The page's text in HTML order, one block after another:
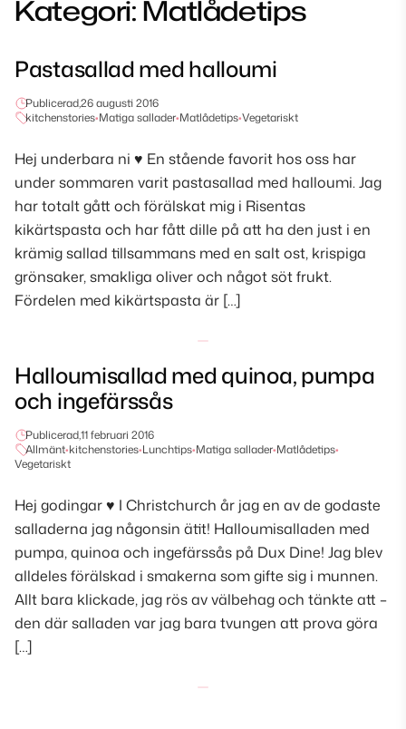
Kategori:Matlådetips
Pastasallad med halloumi
Publicerad,26 augusti 2016
kitchenstories•Matiga sallader•Matlådetips•Vegetariskt
Hej underbara ni ♥ En stående favorit hos oss har
under sommaren varit pastasallad med halloumi. Jag
har totalt gått och förälskat mig i Risentas
kikärtspasta och har fått dille på att ha den just i en
krämig sallad tillsammans med en salt ost, krispiga
grönsaker, smakliga oliver och något söt frukt.
Fördelen med kikärtspasta är […]
Halloumisallad med quinoa, pumpa
och ingefärssås
Publicerad,11 februari 2016
Allmänt•kitchenstories•Lunchtips•Matiga sallader•Matlådetips•
Vegetariskt
Hej godingar ♥ I Christchurch år jag en av de godaste
salladerna jag någonsin ätit! Halloumisalladen med
pumpa, quinoa och ingefärssås på Dux Dine! Jag blev
alldeles förälskad i smakerna som gifte sig i munnen.
Allt bara klickade, jag rös av välbehag och tänkte att –
den där salladen var jag bara tvungen att prova göra
[…]